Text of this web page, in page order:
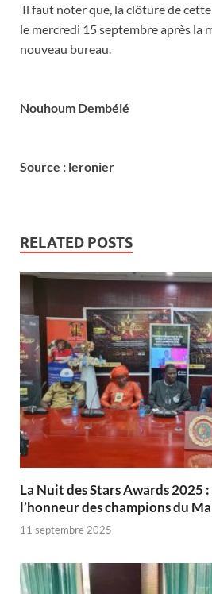
Il faut noter que, la clôture de
le mercredi 15 septembre après la
nouveau bureau.
Nouhoum Dembélé
Source : leronier
RELATED POSTS
‎La Nuit des Stars Awards 2025
l’honneur des champions du
11 septembre 2025